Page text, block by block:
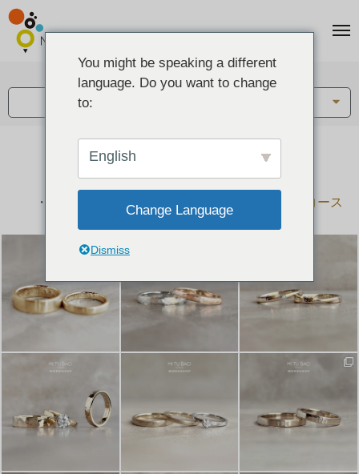
結婚指輪とペアリングのデザイン集
下記コースで手作りされた作品をご紹介します
手作り結婚指輪コース
手作りペアリングコース
You might be speaking a different
language. Do you want to change
to:
English
Change Language
Dismiss